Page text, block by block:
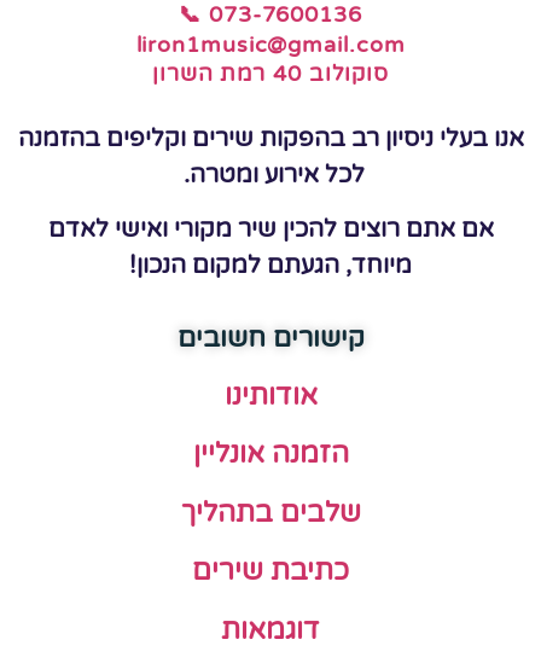
📞 073-7600136
liron1music@gmail.com
סוקולוב 40 רמת השרון
אנו בעלי ניסיון רב בהפקות שירים וקליפים בהזמנה
לכל אירוע ומטרה.
אם אתם רוצים להכין שיר מקורי ואישי לאדם
מיוחד, הגעתם למקום הנכון!
קישורים חשובים
אודותינו
הזמנה אונליין
שלבים בתהליך
כתיבת שירים
דוגמאות